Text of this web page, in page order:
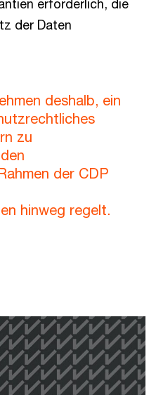
erforderlich, die
der Daten
deshalb, ein
zu
der CDP
hinweg regelt.